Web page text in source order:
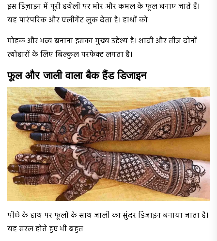
इस डिज़ाइन में पूरी हथेली पर मोर और कमल के फूल बनाए जाते हैं।
यह पारंपरिक और एलीगेंट लुक देता है। हाथों को
मोहक और भव्य बनाना इसका मुख्य उद्देश्य है। शादी और तीज दोनों
त्योहारों के लिए बिल्कुल परफेक्ट लगता है।
फूल और जाली वाला बैक हैंड डिजाइन
पीछे के हाथ पर फूलों के साथ जाली का सुंदर डिजाइन बनाया जाता है।
यह सरल होते हुए भी बहुत